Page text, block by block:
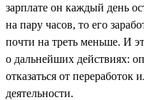
зарплате он каждый день
на пару часов, то его
почти на треть меньше. И
о дальнейших действиях:
отказаться от переработок
деятельности.